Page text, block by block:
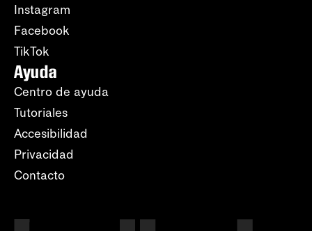
Instagram
Facebook
TikTok
Ayuda
Centro de ayuda
Tutoriales
Accesibilidad
Privacidad
Contacto